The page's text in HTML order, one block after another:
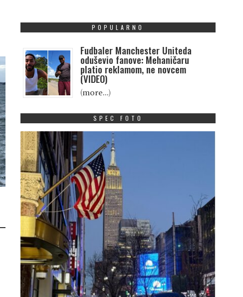
POPULARNO
Fudbaler Manchester Uniteda
oduševio fanove: Mehaničaru
platio reklamom, ne novcem
(VIDEO)
(more…)
SPEC FOTO